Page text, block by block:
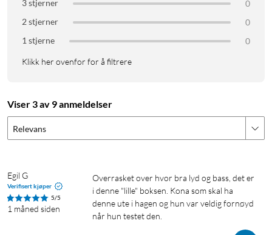
3 stjerner
0
2 stjerner
0
1 stjerne
0
Klikk her ovenfor for å filtrere
Viser 3 av 9 anmeldelser
Relevans
Egil G
Verifisert kjøper
5/5
1 måned siden
Overrasket over hvor bra lyd og bass, det er
i denne "lille" boksen. Kona som skal ha
denne ute i hagen og hun var veldig fornøyd
når hun testet den.